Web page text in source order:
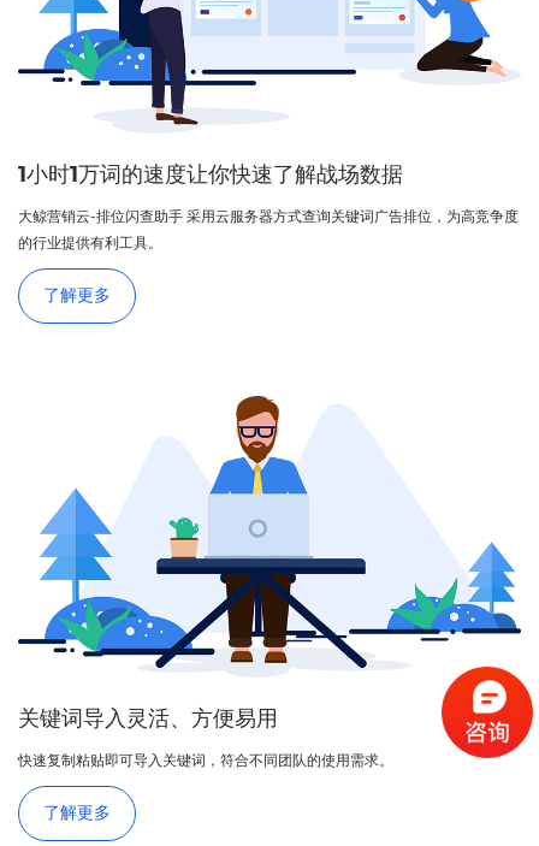
1小时1万词的速度让你快速了解战场数据
大鲸营销云-排位闪查助手 采用云服务器方式查询关键词广告排位，为高竞争度
的行业提供有利工具。
了解更多
关键词导入灵活、方便易用
快速复制粘贴即可导入关键词，符合不同团队的使用需求。
了解更多